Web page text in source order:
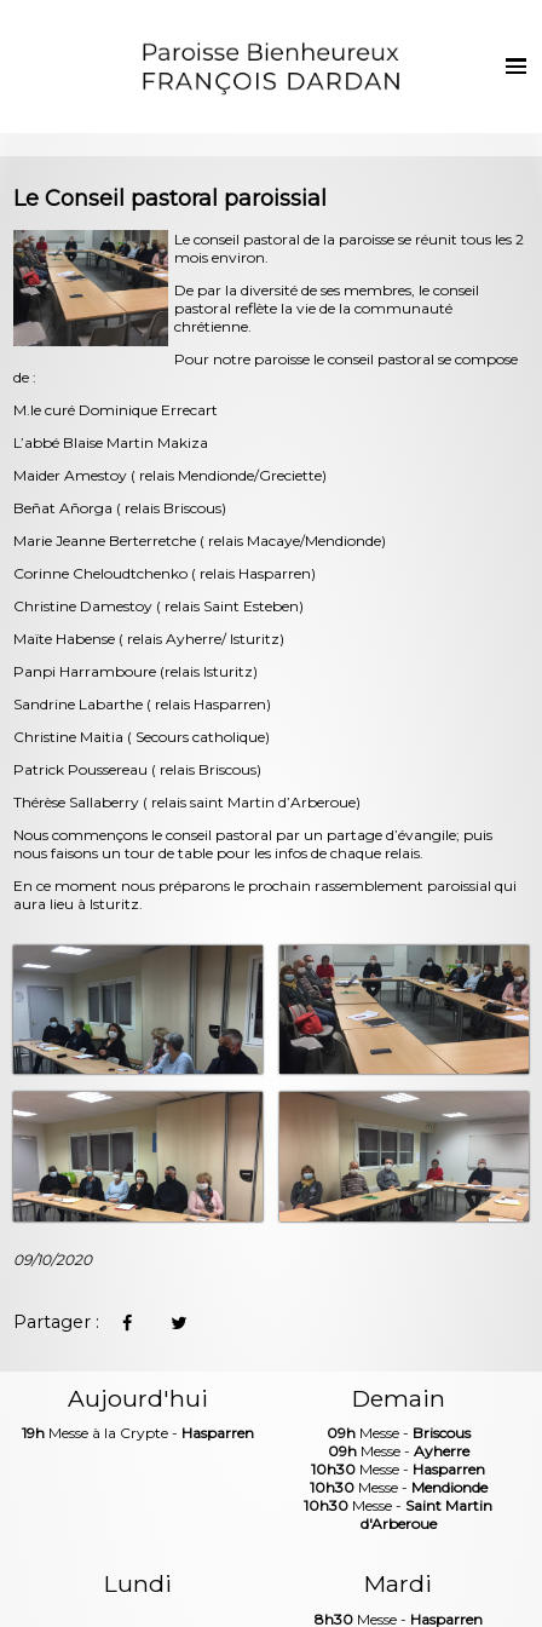
Actualités
Vie de la paroisse
Les clochers
Sacrements et vie chrétienne
Contact
Le Conseil pastoral paroissial
Le conseil pastoral de la paroisse se réunit tous les 2
mois environ.
De par la diversité de ses membres, le conseil
pastoral reflète la vie de la communauté
chrétienne.
Pour notre paroisse le conseil pastoral se compose
de :
M.le curé Dominique Errecart
L’abbé Blaise Martin Makiza
Maider Amestoy ( relais Mendionde/Greciette)
Beñat Añorga ( relais Briscous)
Marie Jeanne Berterretche ( relais Macaye/Mendionde)
Corinne Cheloudtchenko ( relais Hasparren)
Christine Damestoy ( relais Saint Esteben)
Maïte Habense ( relais Ayherre/ Isturitz)
Panpi Harramboure (relais Isturitz)
Sandrine Labarthe ( relais Hasparren)
Christine Maitia ( Secours catholique)
Patrick Poussereau ( relais Briscous)
Thérèse Sallaberry ( relais saint Martin d’Arberoue)
Nous commençons le conseil pastoral par un partage d’évangile; puis
nous faisons un tour de table pour les infos de chaque relais.
En ce moment nous préparons le prochain rassemblement paroissial qui
aura lieu à Isturitz.
09/10/2020
Partager :
Aujourd'hui
19h Messe à la Crypte - Hasparren
Demain
09hMesse - Briscous
09hMesse - Ayherre
10h30 Messe - Hasparren
10h30Messe - Mendionde
10h30 Messe - Saint Martin
d'Arberoue
Lundi Mardi
8h30Messe - Hasparren